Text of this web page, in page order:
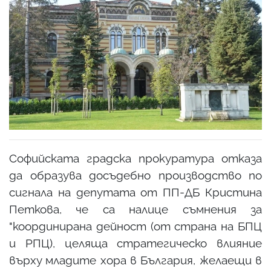
Софийската градска прокуратура отказа
да образува досъдебно производство по
сигнала на депутата от ПП-ДБ Кристина
Петкова, че са налице съмнения за
"координирана дейност (от страна на БПЦ
и РПЦ), целяща стратегическо влияние
върху младите хора в България, желаещи в